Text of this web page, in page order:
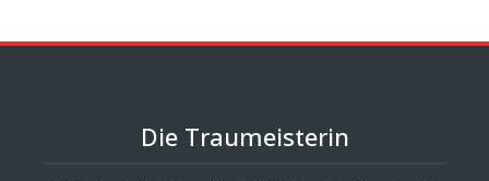
Die Traumeisterin